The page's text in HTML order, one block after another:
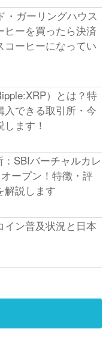
・ガーリングハウス
ヒーを買ったら決済
コーヒーになってい
）とは？特
できる取引所・今
ます！
SBIバーチャルカレ
ープン！特徴・評
解説します
イン普及状況と日本